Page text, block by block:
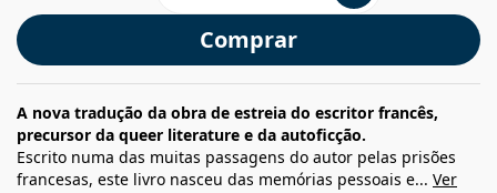
Comprar
A nova tradução da obra de estreia do escritor francês,
precursor da queer literature e da autoficção.
Escrito numa das muitas passagens do autor pelas prisões
francesas, este livro nasceu das memórias pessoais e... Ver